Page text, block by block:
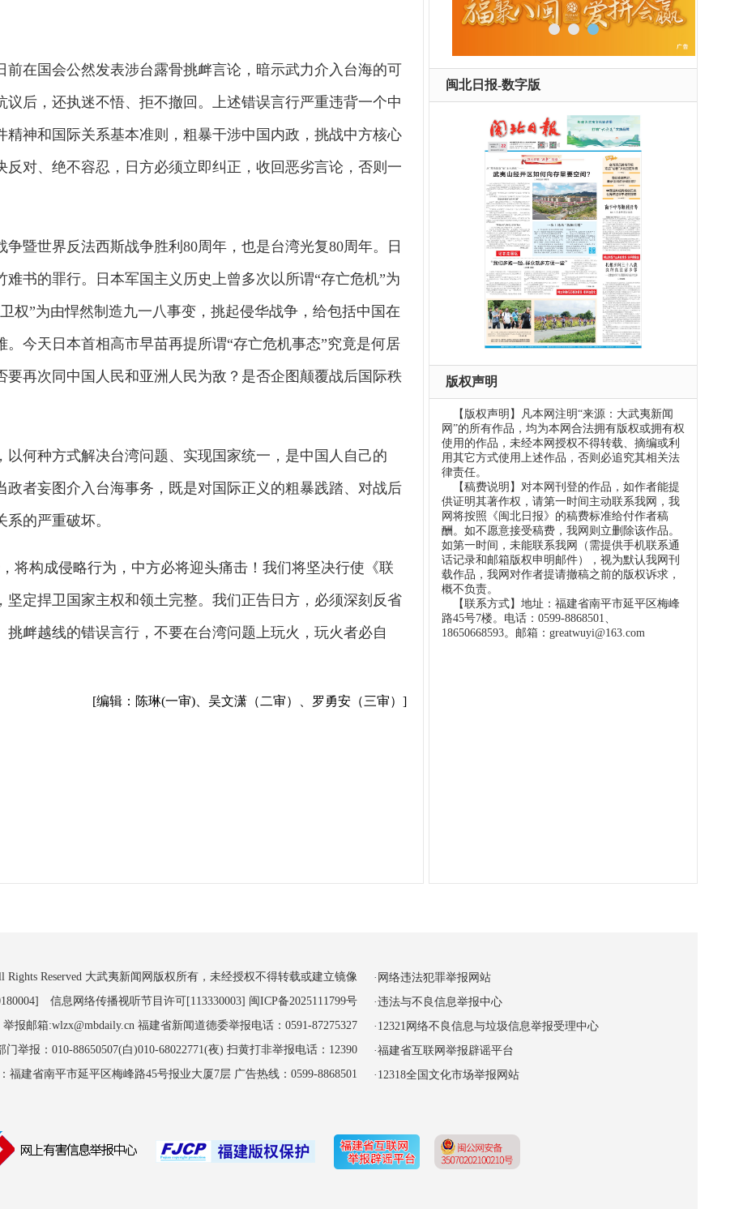
前在国会公然发表涉台露骨挑衅言论，暗示武力介入台海的可
后，还执迷不悟、拒不撤回。上述错误言行严重违背一个中
精神和国际关系基本准则，粗暴干涉中国内政，挑战中方核心
对、绝不容忍，日方必须立即纠正，收回恶劣言论，否则一
暨世界反法西斯战争胜利80周年，也是台湾光复80周年。日
书的罪行。日本军国主义历史上曾多次以所谓“存亡危机”为
权”为由悍然制造九一八事变，挑起侵华战争，给包括中国在
今天日本首相高市早苗再提所谓“存亡危机事态”究竟是何居
再次同中国人民和亚洲人民为敌？是否企图颠覆战后国际秩
以何种方式解决台湾问题、实现国家统一，是中国人自己的
者妄图介入台海事务，既是对国际正义的粗暴践踏、对战后
的严重破坏。
将构成侵略行为，中方必将迎头痛击！我们将坚决行使《联
定捍卫国家主权和领土完整。我们正告日方，必须深刻反省
衅越线的错误言行，不要在台湾问题上玩火，玩火者必自
[编辑：陈琳(一审)、吴文潇（二审）、罗勇安（三审）]
闽北日报-数字版
版权声明
【版权声明】凡本网注明“来源：大武夷新闻
网”的所有作品，均为本网合法拥有版权或拥有权
使用的作品，未经本网授权不得转载、摘编或利
用其它方式使用上述作品，否则必追究其相关法
律责任。
【稿费说明】对本网刊登的作品，如作者能提
供证明其著作权，请第一时间主动联系我网，我
网将按照《闽北日报》的稿费标准给付作者稿
酬。如不愿意接受稿费，我网则立删除该作品。
如第一时间，未能联系我网（需提供手机联系通
话记录和邮箱版权申明邮件），视为默认我网刊
载作品，我网对作者提请撤稿之前的版权诉求，
概不负责。
【联系方式】地址：福建省南平市延平区梅峰
路45号7楼。电话：0599-8868501、
18650668593。邮箱：greatwuyi@163.com
Reserved 大武夷新闻网版权所有，未经授权不得转载或建立镜像
信息网络传播视听节目许可[113330003] 闽ICP备2025111799号
报邮箱:wlzx@mbdaily.cn 福建省新闻道德委举报电话：0591-87275327
举报：010-88650507(白)010-68022771(夜) 扫黄打非举报电话：12390
福建省南平市延平区梅峰路45号报业大厦7层 广告热线：0599-8868501
·网络违法犯罪举报网站
·违法与不良信息举报中心
·12321网络不良信息与垃圾信息举报受理中心
·福建省互联网举报辟谣平台
·12318全国文化市场举报网站